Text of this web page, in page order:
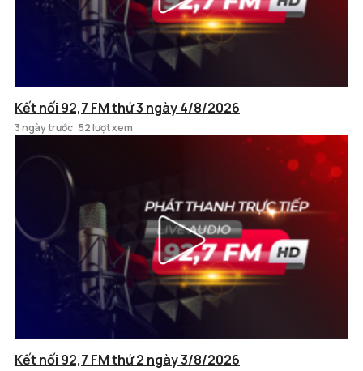
Kết nối 92,7 FM thứ 3 ngày 4/8/2026
3 ngày trước 52 lượt xem
Kết nối 92,7 FM thứ 2 ngày 3/8/2026